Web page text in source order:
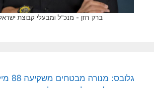
ברק רוזן - מנכ"ל ומבעלי קבוצת
גלובס: